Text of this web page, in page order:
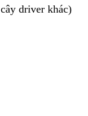
cây driver khác)